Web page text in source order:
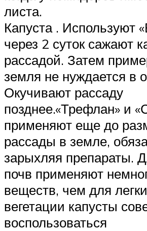
листа.
Капуста . Используют
через 2 суток сажают
рассадой. Затем
земля не нуждается в
Окучивают рассаду
позднее.«Трефлан» и
применяют еще до
рассады в земле,
зарыхляя препараты.
почв применяют
веществ, чем для
вегетации капусты
воспользоваться